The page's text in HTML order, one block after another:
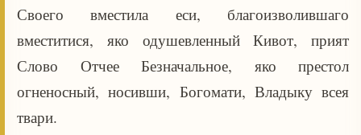
Своего вместила еси, благоизволившаго
вместитися, яко одушевленный Кивот, прият
Слово Отчее Безначальное, яко престол
огненосный, носивши, Богомати, Владыку всея
твари.